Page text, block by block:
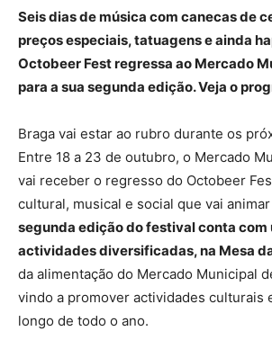
Seis dias de música com canecas de
preços especiais, tatuagens e ainda
Octobeer Fest regressa ao Mercado
para a sua segunda edição. Veja o
Braga vai estar ao rubro durante os
Entre 18 a 23 de outubro, o Mercado
vai receber o regresso do Octobeer
cultural, musical e social que vai
segunda edição do festival conta com
actividades diversificadas, na Mesa
da alimentação do Mercado Municipal
vindo a promover actividades culturais
longo de todo o ano.